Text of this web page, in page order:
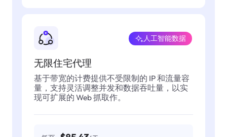
无限住宅代理
人工智能数据
基于带宽的计费提供不受限制的 IP 和流量容
量，支持灵活调整并发和数据吞吐量，以实
现可扩展的 Web 抓取作。